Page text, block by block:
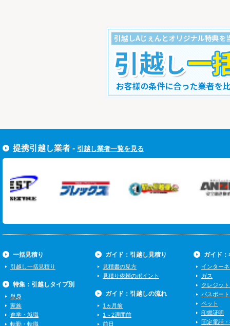
提携引越し業者 - 引越し業者一覧を見る
一括見積り
引越し一括見積り
特集：引越しタイプ別
単身
家族
進学・就職
転勤・転職
ガイド：引越し見積り
見積書の見方
見積り依頼のポイント
ガイド：引越しの流れ
1ヵ月前
1～2週間前
前日
ガイド
インター
ガス
クレジッ
パスポート
ペット
印鑑証明
固定電話